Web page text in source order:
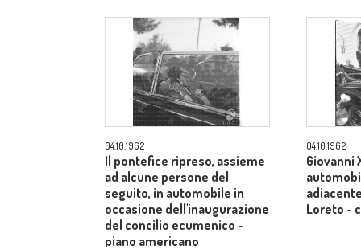
04.10.1962
Il pontefice ripreso, assieme
ad alcune persone del
seguito, in automobile in
occasione dell'inaugurazione
del concilio ecumenico -
piano americano
04.10.1962
Giovanni
Loreto -